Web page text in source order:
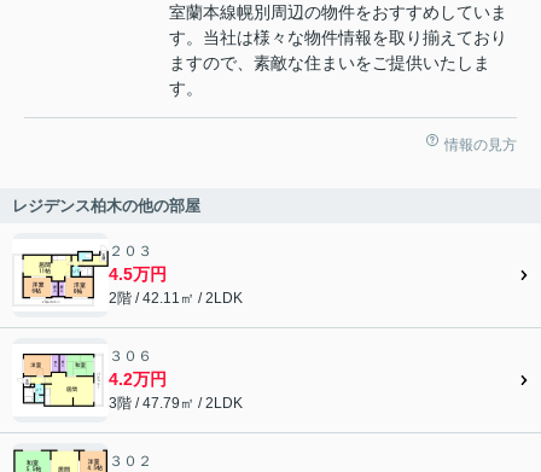
室蘭本線幌別周辺の物件をおすすめしていま
す。当社は様々な物件情報を取り揃えており
ますので、素敵な住まいをご提供いたしま
す。
情報の見方
レジデンス柏木の他の部屋
２０３
4.5万円
2階 / 42.11㎡ / 2LDK
３０６
4.2万円
3階 / 47.79㎡ / 2LDK
３０２